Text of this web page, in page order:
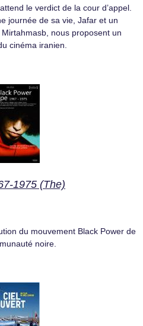
le verdict de la cour d’appel.
journée de sa vie, Jafar et un
nous proposent un
cinéma iranien.
1975 (The)
du mouvement Black Power de
noire.